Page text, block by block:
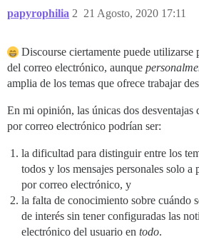
papyrophilia 21 Agosto, 2020 17:11
2
Discourse ciertamente puede utilizarse
del correo electrónico, aunque
amplia de los temas que ofrece trabajar
En mi opinión, las únicas dos desventajas
por correo electrónico podrían ser:
la dificultad para distinguir entre los
todos y los mensajes personales solo
por correo electrónico, y
la falta de conocimiento sobre cuándo
de interés sin tener configuradas las
electrónico del usuario en todo.